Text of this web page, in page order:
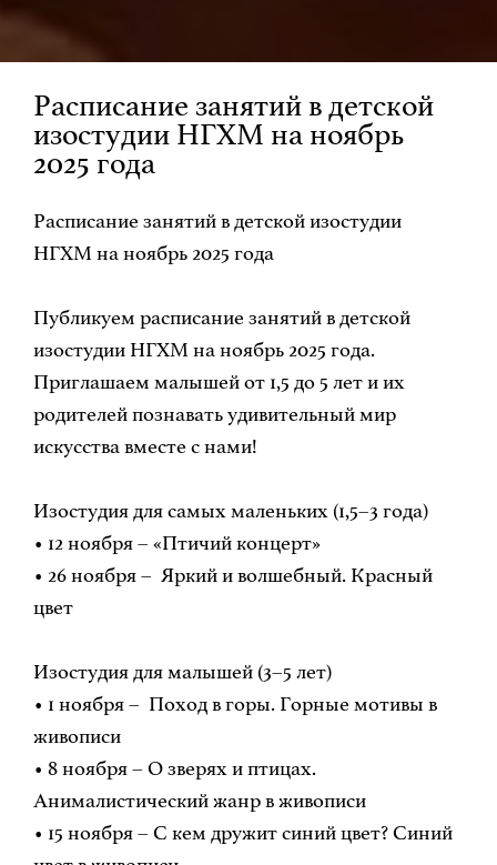
Расписание занятий в детской
изостудии НГХМ на ноябрь
2025 года
Расписание занятий в детской изостудии
НГХМ на ноябрь 2025 года
Публикуем расписание занятий в детской
изостудии НГХМ на ноябрь 2025 года.
Приглашаем малышей от 1,5 до 5 лет и их
родителей познавать удивительный мир
искусства вместе с нами!
Изостудия для самых маленьких (1,5–3 года)
• 12 ноября – «Птичий концерт»
• 26 ноября – Яркий и волшебный. Красный
цвет
Изостудия для малышей (3–5 лет)
• 1 ноября – Поход в горы. Горные мотивы в
живописи
• 8 ноября – О зверях и птицах.
Анималистический жанр в живописи
• 15 ноября – С кем дружит синий цвет? Синий